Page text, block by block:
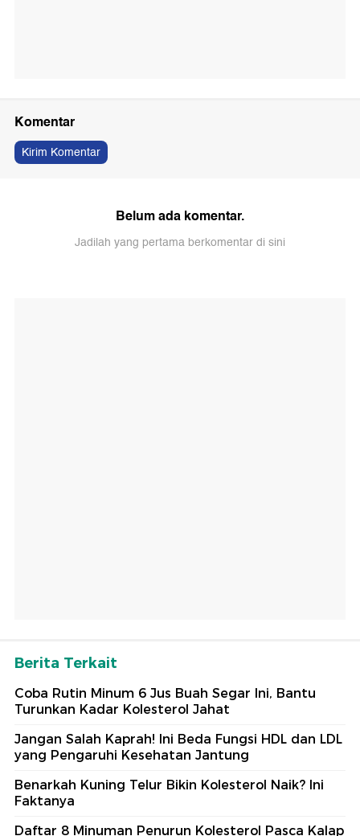
Komentar
Kirim Komentar
Belum ada komentar.
Jadilah yang pertama berkomentar di sini
Berita Terkait
Coba Rutin Minum 6 Jus Buah Segar Ini, Bantu
Turunkan Kadar Kolesterol Jahat
Jangan Salah Kaprah! Ini Beda Fungsi HDL dan LDL
yang Pengaruhi Kesehatan Jantung
Benarkah Kuning Telur Bikin Kolesterol Naik? Ini
Faktanya
Daftar 8 Minuman Penurun Kolesterol Pasca Kalap